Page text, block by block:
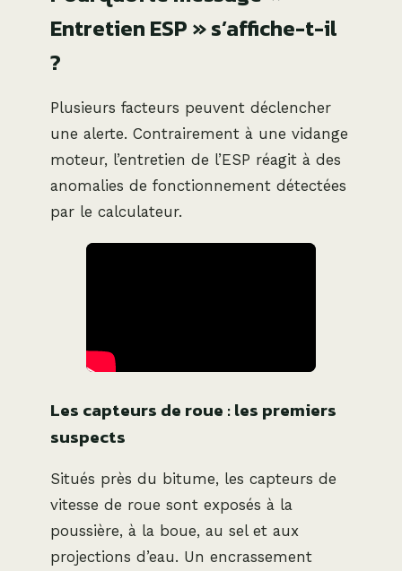
Entretien ESP » s’affiche-t-il
?
Plusieurs facteurs peuvent déclencher
une alerte. Contrairement à une vidange
moteur, l’entretien de l’ESP réagit à des
anomalies de fonctionnement détectées
par le calculateur.
Les capteurs de roue : les premiers
suspects
Situés près du bitume, les capteurs de
vitesse de roue sont exposés à la
poussière, à la boue, au sel et aux
projections d’eau. Un encrassement